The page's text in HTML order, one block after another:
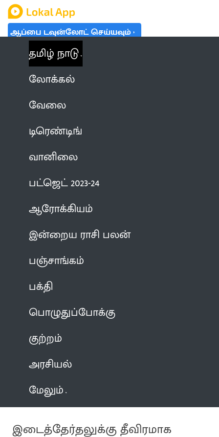
ஆப்பை டவுன்லோட் செய்யவும்
தமிழ் நாடு
லோக்கல்
வேலை
டிரெண்டிங்
வானிலை
பட்ஜெட் 2023-24
ஆரோக்கியம்
இன்றைய ராசி பலன்
பஞ்சாங்கம்
பக்தி
பொழுதுப்போக்கு
குற்றம்
அரசியல்
மேலும்
இடைத்தேர்தலுக்கு தீவிரமாக